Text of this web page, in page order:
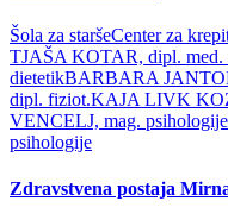
Šola za staršeCenter za
TJAŠA KOTAR, dipl. med.
dietetikBARBARA
dipl. fiziot.KAJA LIVK
VENCELJ, mag. psihologije
psihologije
Zdravstvena postaja